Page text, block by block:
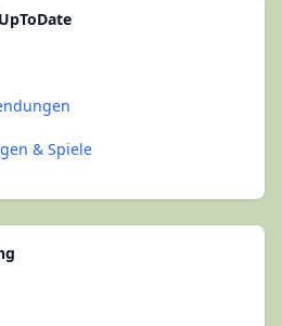
& Spiele